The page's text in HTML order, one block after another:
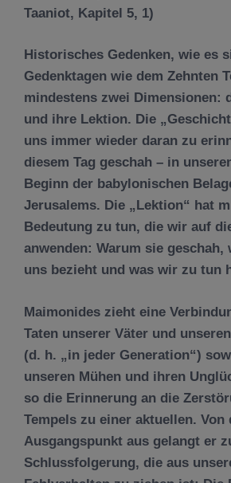
Taaniot, Kapitel 5, 1)
Historisches Gedenken, wie es
Gedenktagen wie dem Zehnten
mindestens zwei Dimensionen:
und ihre Lektion. Die
uns immer wieder daran zu
diesem Tag geschah – in
Beginn der babylonischen
Jerusalems. Die „Lektion“ hat
Bedeutung zu tun, die wir auf
anwenden: Warum sie geschah,
uns bezieht und was wir zu tun
Maimonides zieht eine
Taten unserer Väter und
(d. h. „in jeder Generation“)
unseren Mühen und ihren
so die Erinnerung an die
Tempels zu einer aktuellen. Von
Ausgangspunkt aus gelangt er
Schlussfolgerung, die aus